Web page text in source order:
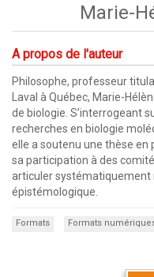
Marie-
A propos de l'auteur
Philosophe, professeur
Laval à Québec, Marie-
de biologie. S’interrogeant
recherches en biologie
elle a soutenu une thèse en
sa participation à des
articuler systématiquement
épistémologique.
Formats Formats